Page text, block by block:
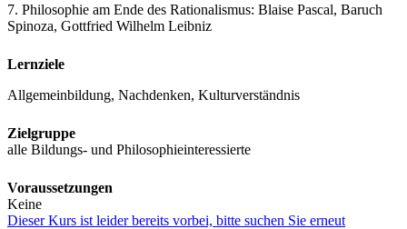
7. Philosophie am Ende des Rationalismus: Blaise Pascal, Baruch
Spinoza, Gottfried Wilhelm Leibniz
Lernziele
Allgemeinbildung, Nachdenken, Kulturverständnis
Zielgruppe
alle Bildungs- und Philosophieinteressierte
Voraussetzungen
Keine
Dieser Kurs ist leider bereits vorbei, bitte suchen Sie erneut